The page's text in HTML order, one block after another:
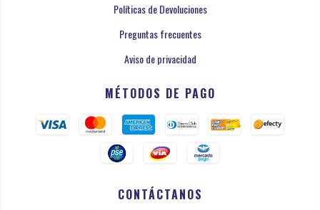
Políticas de Devoluciones
Preguntas frecuentes
Aviso de privacidad
MÉTODOS DE PAGO
CONTÁCTANOS